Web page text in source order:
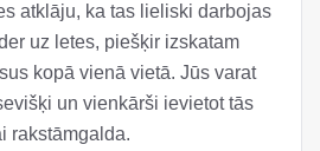
atklāju, ka tas lieliski darbojas
uz letes, piešķir izskatam
kopā vienā vietā. Jūs varat
un vienkārši ievietot tās
rakstāmgalda.